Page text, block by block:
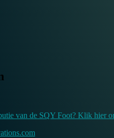
van de SQY Foot? Klik hier